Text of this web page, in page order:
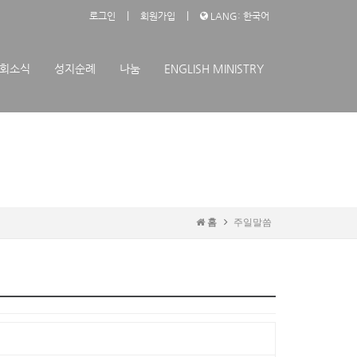
로그인 회원가입 LANG: 한국어
소식 성지순례 나눔 ENGLISH MINISTRY
홈 주일말씀